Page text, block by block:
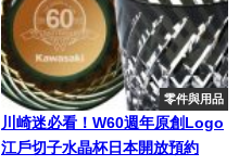
零件與用品
川崎迷必看！W60週年原創Logo
江戶切子水晶杯日本開放預約